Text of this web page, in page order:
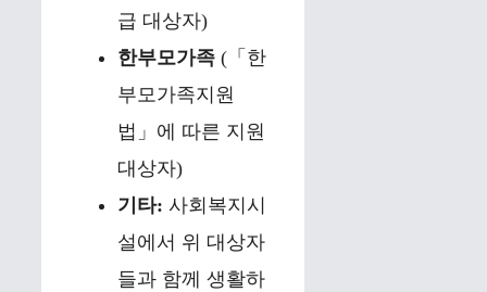
급 대상자)
한부모가족 (「한
부모가족지원
법」에 따른 지원
대상자)
기타: 사회복지시
설에서 위 대상자
들과 함께 생활하